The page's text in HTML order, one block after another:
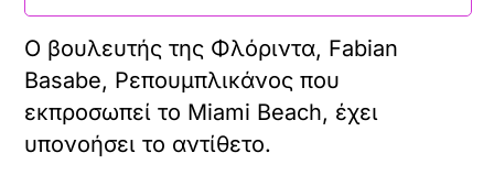
Ο βουλευτής της Φλόριντα, Fabian
Basabe, Ρεπουμπλικάνος που
εκπροσωπεί το Miami Beach, έχει
υπονοήσει το αντίθετο.